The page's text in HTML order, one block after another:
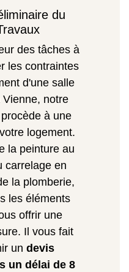
du
des tâches à
les contraintes
d'une salle
notre
à une
logement.
la peinture au
carrelage en
la plomberie,
les éléments
offrir une
Il vous fait
un devis
un délai de 8